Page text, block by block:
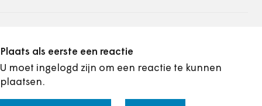
Plaats als eerste een reactie
U moet ingelogd zijn om een reactie te kunnen
plaatsen.